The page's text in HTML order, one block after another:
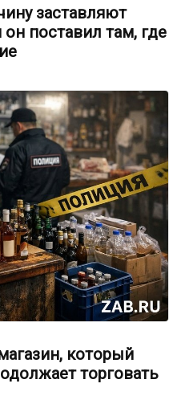
заставляют
поставил там, где
который
торговать